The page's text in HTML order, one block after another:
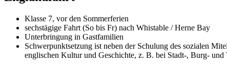
Klasse 7, vor den Sommerferien
sechstägige Fahrt (So bis Fr) nach Whistable / Herne Bay
Unterbringung in Gastfamilien
Schwerpunktsetzung ist neben der Schulung des sozialen
englischen Kultur und Geschichte, z. B. bei Stadt-, Burg- und